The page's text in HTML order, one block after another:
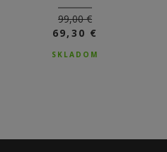
99,00 €
69,30 €
SKLADOM